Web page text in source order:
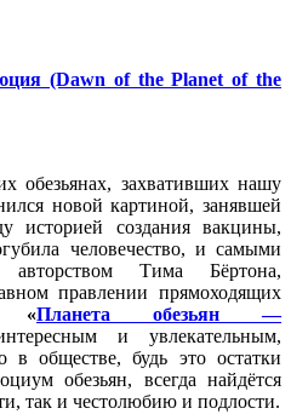
(Dawn of the Planet of the
обезьянах, захвативших нашу
новой картиной, занявшей
историей создания вакцины,
человечество, и самыми
Тима Бёртона,
правлении прямоходящих
«Планета обезьян —
и увлекательным,
обществе, будь это остатки
обезьян, всегда найдётся
так и честолюбию и подлости.